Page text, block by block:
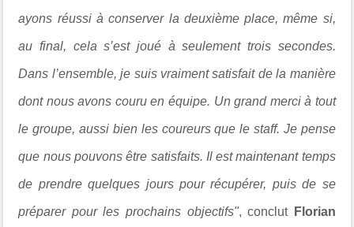
ayons réussi à conserver la deuxième place, même si,
au final, cela s’est joué à seulement trois secondes.
Dans l’ensemble, je suis vraiment satisfait de la manière
dont nous avons couru en équipe. Un grand merci à tout
le groupe, aussi bien les coureurs que le staff. Je pense
que nous pouvons être satisfaits. Il est maintenant temps
de prendre quelques jours pour récupérer, puis de se
préparer pour les prochains objectifs", conclut Florian